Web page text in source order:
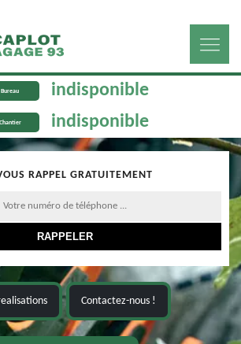
Bureau indisponible
Chantier indisponible
RAPPEL GRATUITEMENT
Contactez-nous !